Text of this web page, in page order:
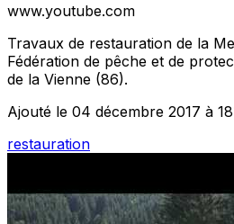
www.youtube.com
Travaux de restauration de la
Fédération de pêche et de
de la Vienne (86).
Ajouté le 04 décembre 2017 à
restauration